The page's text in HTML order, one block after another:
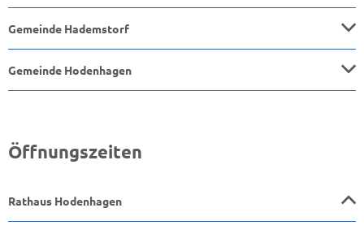
Gemeinde Hademstorf
Gemeinde Hodenhagen
Öffnungszeiten
Rathaus Hodenhagen